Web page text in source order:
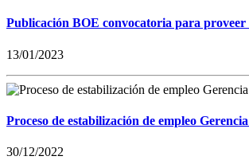
Publicación BOE convocatoria para
13/01/2023
Proceso de estabilización de empleo
30/12/2022